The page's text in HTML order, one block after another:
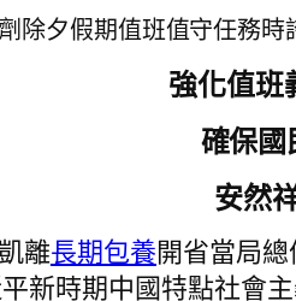
除夕假期值班值守任務時
強化值班
確保國
安然
離長期包養開省當局
新時期中國特點社會